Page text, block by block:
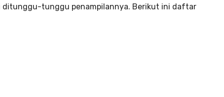
ditunggu-tunggu penampilannya. Berikut ini daftar